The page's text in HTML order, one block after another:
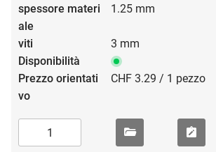
1.25 mm
3 mm
CHF 3.29 / 1 pezzo